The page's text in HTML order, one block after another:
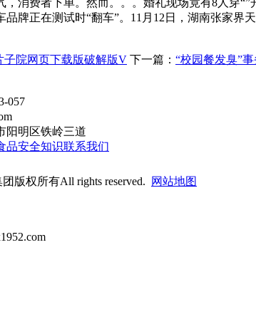
，消费者下单。然而。。。婚礼现场竟有8人穿
品牌正在测试时“翻车”。11月12日，湖南张家
子院网页下载版破解版V 下一篇： “校园餐发臭”
057
阳明区铁岭三道
品安全知识联系我们
版权所有All rights reserved.
网站地图